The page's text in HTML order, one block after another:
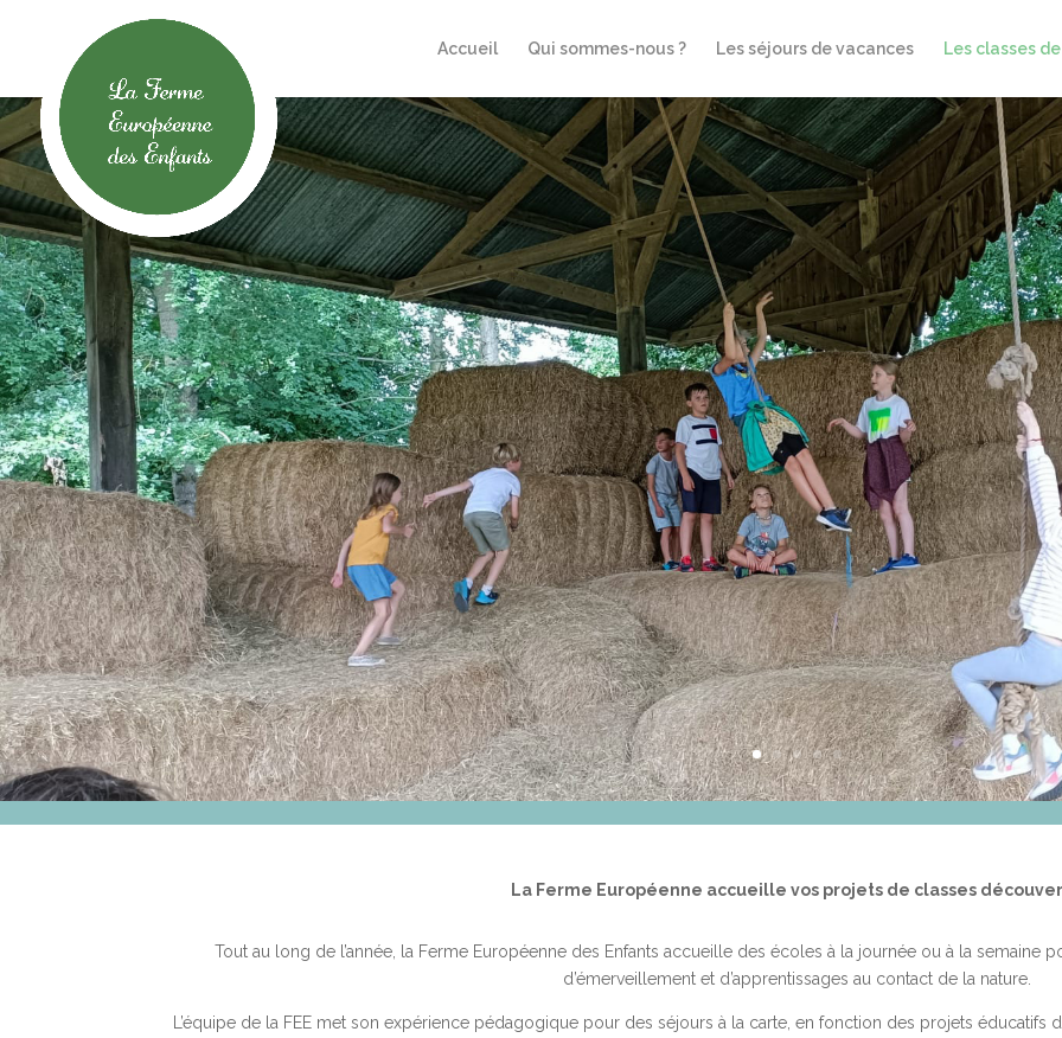
Accueil Qui sommes-nous ? Les séjours de vacances Les classes
La Ferme Européenne accueille vos projets de classes
Tout au long de l’année, la Ferme Européenne des Enfants accueille des écoles à la journée ou à la semaine
d’émerveillement et d’apprentissages au contact de la nature.
L’équipe de la FEE met son expérience pédagogique pour des séjours à la carte, en fonction des projets éducatifs